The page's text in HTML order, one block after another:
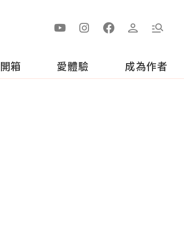
箱 愛體驗 成為作者